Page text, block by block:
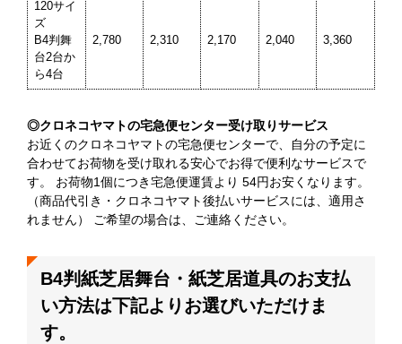
120サイ
ズ
B4判舞
台2台か
ら4台
2,780 2,310 2,170 2,040 3,360
◎クロネコヤマトの宅急便センター受け取りサービス
お近くのクロネコヤマトの宅急便センターで、自分の予定に
合わせてお荷物を受け取れる安心でお得で便利なサービスで
す。 お荷物1個につき宅急便運賃より 54円お安くなります。
（商品代引き・クロネコヤマト後払いサービスには、適用さ
れません） ご希望の場合は、ご連絡ください。
B4判紙芝居舞台・紙芝居道具のお支払
い方法は下記よりお選びいただけま
す。